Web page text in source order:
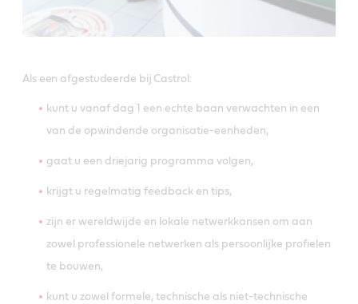
Als een afgestudeerde bij Castrol:
kunt u vanaf dag 1 een echte baan verwachten in een
van de opwindende organisatie-eenheden,
gaat u een driejarig programma volgen,
krijgt u regelmatig feedback en tips,
zijn er wereldwijde en lokale netwerkkansen om aan
zowel professionele netwerken als persoonlijke profielen
te bouwen,
kunt u zowel formele, technische als niet-technische